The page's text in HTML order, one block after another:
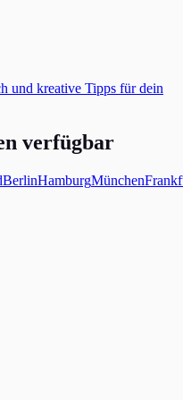
und kreative Tipps für dein
verfügbar
BerlinHamburgMünchen